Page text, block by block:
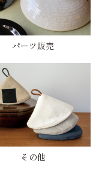
パーツ販売
その他